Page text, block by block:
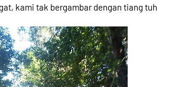
kami tak bergambar dengan tiang tuh